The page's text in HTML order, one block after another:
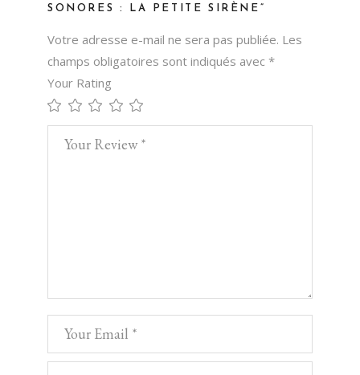
SONORES : LA PETITE SIRÈNE”
Votre adresse e-mail ne sera pas publiée. Les
champs obligatoires sont indiqués avec *
Your Rating